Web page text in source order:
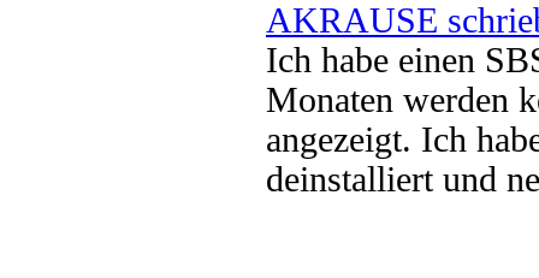
AKRAUSE
Ich habe einen
Monaten werden
angezeigt. Ich
deinstalliert und